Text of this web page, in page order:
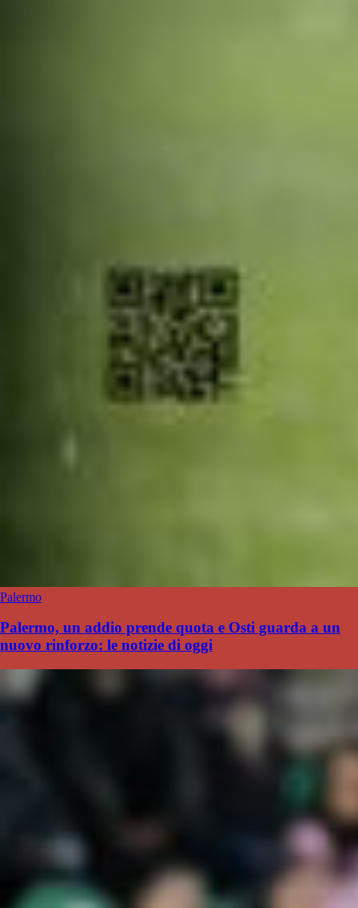
Palermo
Palermo, un addio prende quota e Osti guarda a un
nuovo rinforzo: le notizie di oggi